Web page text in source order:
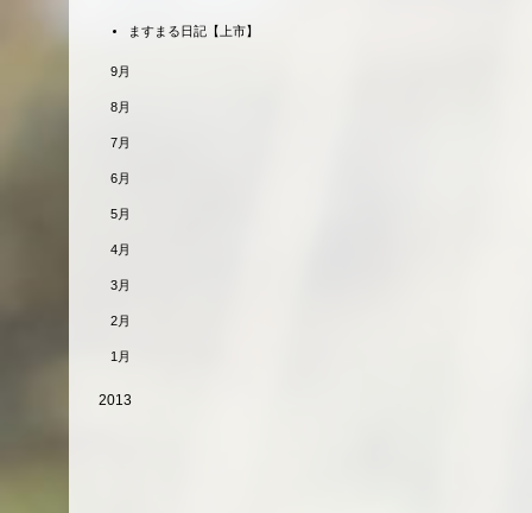
ますまる日記【上市】
9月
8月
7月
6月
5月
4月
3月
2月
1月
2013